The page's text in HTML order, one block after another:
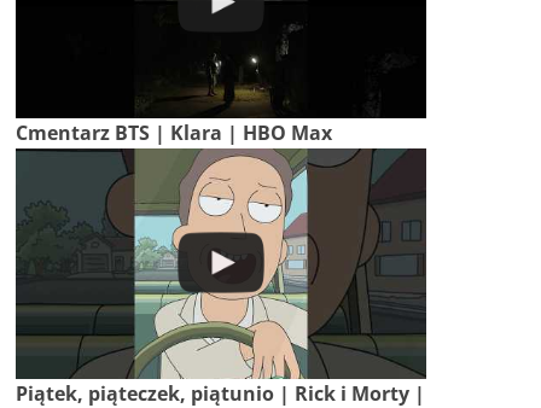
Cmentarz BTS | Klara | HBO Max
Piątek, piąteczek, piątunio | Rick i Morty |